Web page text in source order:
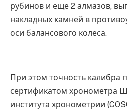
рубинов и еще 2 алмазов,
накладных камней в
оси балансового колеса.
При этом точность калибра
сертификатом хронометра
института хронометрии